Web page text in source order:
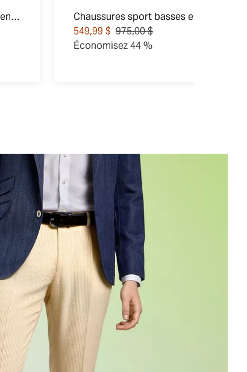
Chaussures sport basses en cuir bicolore Skel
549,99 $ 975,00 $
Économisez 44 %
veston